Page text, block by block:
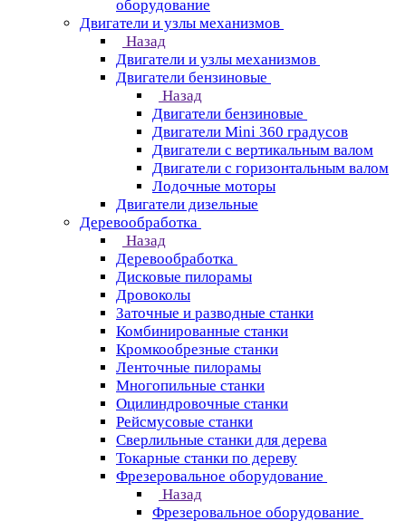
оборудование
Двигатели и узлы механизмов
Назад
Двигатели и узлы механизмов
Двигатели бензиновые
Назад
Двигатели бензиновые
Двигатели Mini 360 градусов
Двигатели с вертикальным валом
Двигатели с горизонтальным валом
Лодочные моторы
Двигатели дизельные
Деревообработка
Назад
Деревообработка
Дисковые пилорамы
Дровоколы
Заточные и разводные станки
Комбинированные станки
Кромкообрезные станки
Ленточные пилорамы
Многопильные станки
Оцилиндровочные станки
Рейсмусовые станки
Сверлильные станки для дерева
Токарные станки по дереву
Фрезеровальное оборудование
Назад
Фрезеровальное оборудование